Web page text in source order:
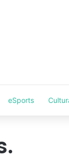
eSports